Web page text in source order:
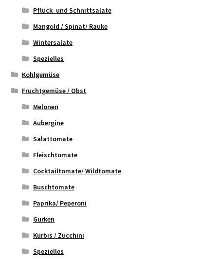
Pflück- und Schnittsalate
Mangold / Spinat/ Rauke
Wintersalate
Spezielles
Kohlgemüse
Fruchtgemüse / Obst
Melonen
Aubergine
Salattomate
Fleischtomate
Cocktailtomate/ Wildtomate
Buschtomate
Paprika/ Peperoni
Gurken
Kürbis / Zucchini
Spezielles